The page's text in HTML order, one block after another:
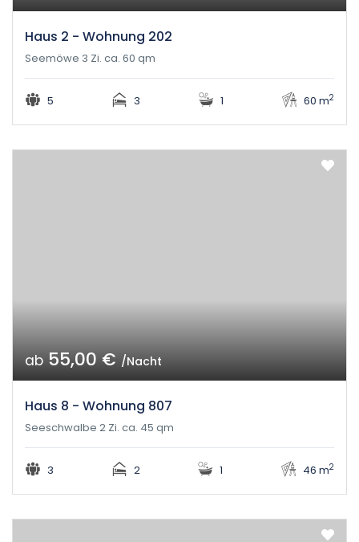
Haus 2 - Wohnung 202
Seemöwe 3 Zi. ca. 60 qm
5 3 1 60 m2
ab55,00 €/Nacht
Haus 8 - Wohnung 807
Seeschwalbe 2 Zi. ca. 45 qm
3 2 1 46 m2